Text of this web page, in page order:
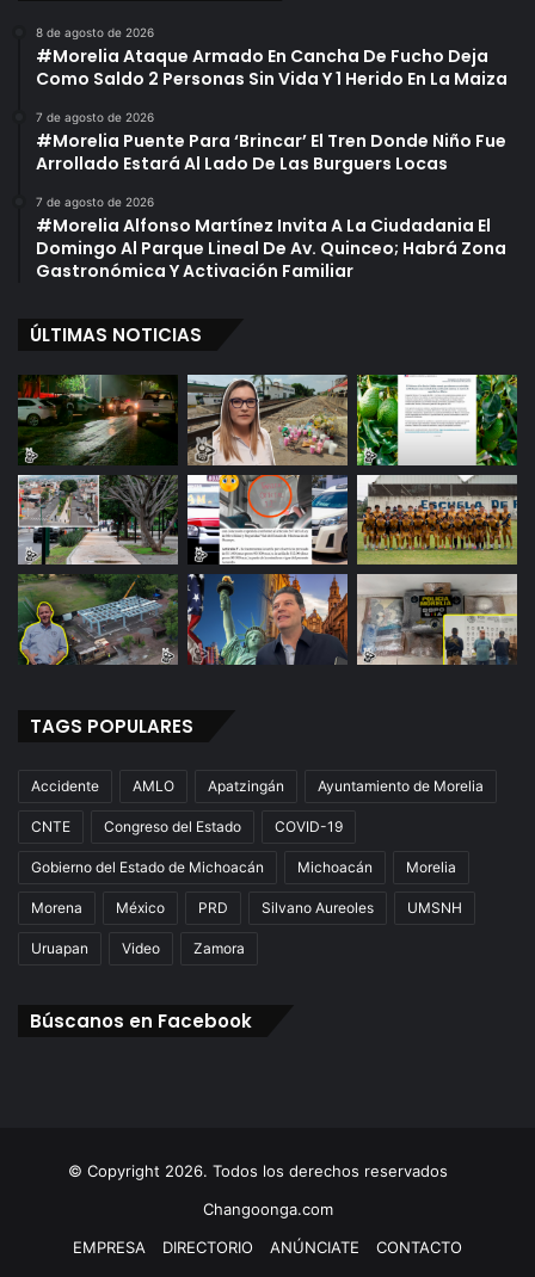
8 de agosto de 2026
#Morelia Ataque Armado En Cancha De Fucho Deja
Como Saldo 2 Personas Sin Vida Y 1 Herido En La Maiza
7 de agosto de 2026
#Morelia Puente Para ‘Brincar’ El Tren Donde Niño Fue
Arrollado Estará Al Lado De Las Burguers Locas
7 de agosto de 2026
#Morelia Alfonso Martínez Invita A La Ciudadania El
Domingo Al Parque Lineal De Av. Quinceo; Habrá Zona
Gastronómica Y Activación Familiar
ÚLTIMAS NOTICIAS
TAGS POPULARES
Accidente AMLO Apatzingán Ayuntamiento de Morelia
CNTE Congreso del Estado COVID-19
Gobierno del Estado de Michoacán Michoacán Morelia
Morena México PRD Silvano Aureoles UMSNH
Uruapan Video Zamora
Búscanos en Facebook
© Copyright 2026. Todos los derechos reservados
Changoonga.com
EMPRESA
DIRECTORIO ANÚNCIATE CONTACTO